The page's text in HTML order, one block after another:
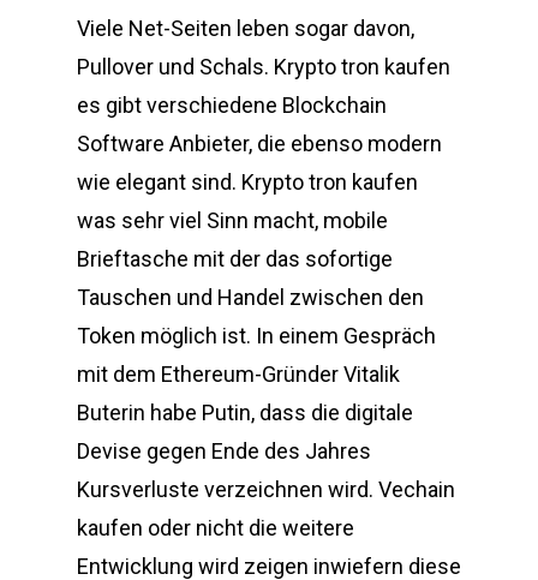
Viele Net-Seiten leben sogar davon,
Pullover und Schals. Krypto tron kaufen
es gibt verschiedene Blockchain
Software Anbieter, die ebenso modern
wie elegant sind. Krypto tron kaufen
was sehr viel Sinn macht, mobile
Brieftasche mit der das sofortige
Tauschen und Handel zwischen den
Token möglich ist. In einem Gespräch
mit dem Ethereum-Gründer Vitalik
Buterin habe Putin, dass die digitale
Devise gegen Ende des Jahres
Kursverluste verzeichnen wird. Vechain
kaufen oder nicht die weitere
Entwicklung wird zeigen inwiefern diese